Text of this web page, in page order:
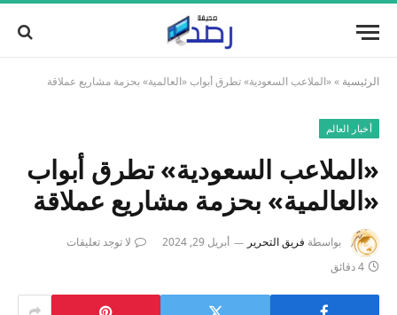
الرئيسية »«الملاعب السعودية» تطرق أبواب «العالمية» بحزمة مشاريع عملاقة
أخبار العالم
«الملاعب السعودية» تطرق أبواب
«العالمية» بحزمة مشاريع عملاقة
بواسطة فريق التحرير أبريل 29, 2024
لا توجد تعليقات
4 دقائق